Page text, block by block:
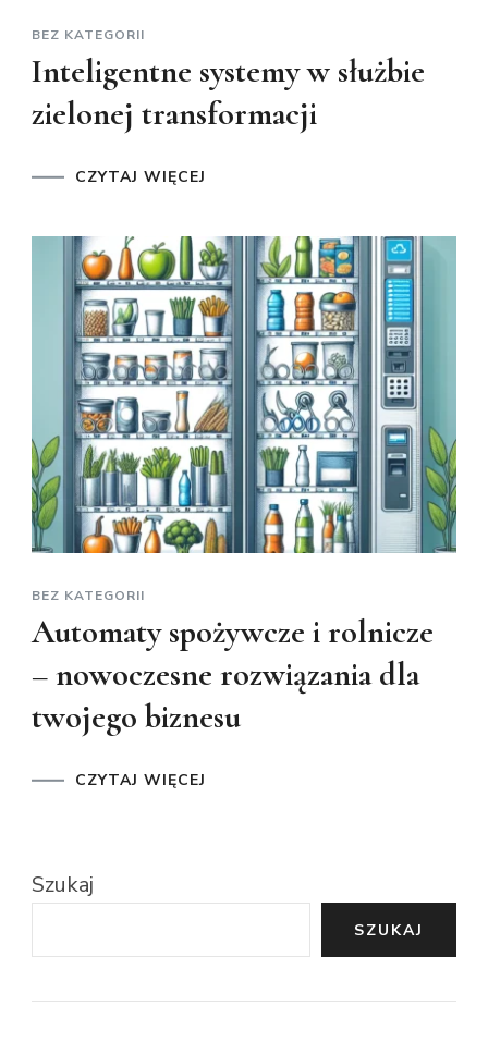
BEZ KATEGORII
Inteligentne systemy w służbie
zielonej transformacji
CZYTAJ WIĘCEJ
BEZ KATEGORII
Automaty spożywcze i rolnicze
– nowoczesne rozwiązania dla
twojego biznesu
CZYTAJ WIĘCEJ
Szukaj
SZUKAJ